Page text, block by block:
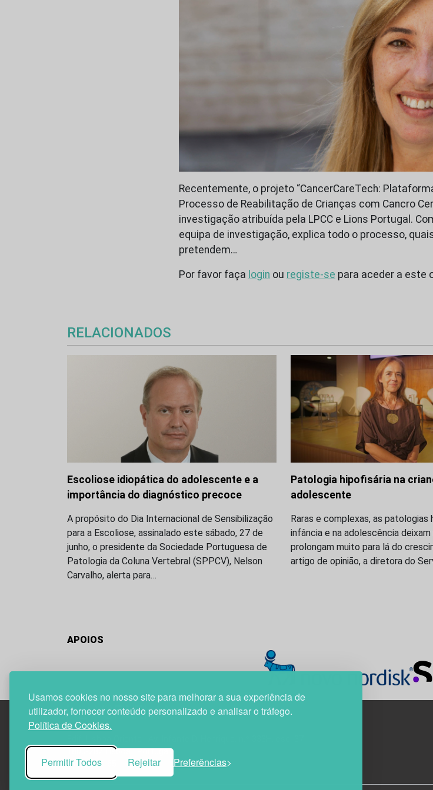
Usamos cookies no nosso site para melhorar a sua experiência de
utilizador, fornecer conteúdo personalizado e analisar o tráfego.
Política de Cookies.
Permitir Todos Rejeitar Preferências
Recentemente, o projeto “CancerCareTech:
Processo de Reabilitação de Crianças com Cancro
investigação atribuída pela LPCC e Lions Portugal.
equipa de investigação, explica todo o processo,
pretendem…
Por favor faça login ou registe-se para aceder a este
RELACIONADOS
Escoliose idiopática do adolescente e a
importância do diagnóstico precoce
A propósito do Dia Internacional de Sensibilização
para a Escoliose, assinalado este sábado, 27 de
junho, o presidente da Sociedade Portuguesa de
Patologia da Coluna Vertebral (SPPCV), Nelson
Carvalho, alerta para…
Patologia hipofisária na
adolescente
Raras e complexas, as patologias
infância e na adolescência
prolongam muito para lá do
artigo de opinião, a diretora do
APOIOS
1800-282 Lisboa | Portugal
21 850 40 65